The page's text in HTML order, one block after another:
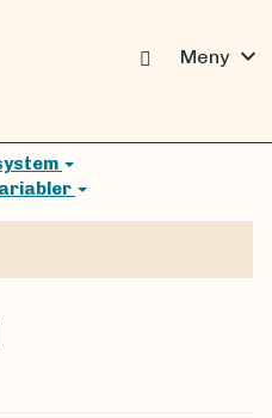
Meny expand_more